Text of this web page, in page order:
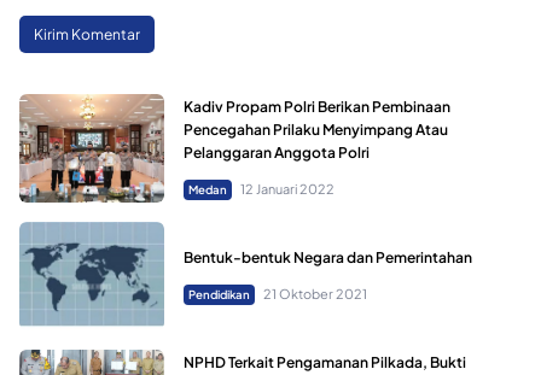
Kadiv Propam Polri Berikan Pembinaan
Pencegahan Prilaku Menyimpang Atau
Pelanggaran Anggota Polri
Medan 12 Januari 2022
Bentuk-bentuk Negara dan Pemerintahan
Pendidikan 21 Oktober 2021
NPHD Terkait Pengamanan Pilkada, Bukti